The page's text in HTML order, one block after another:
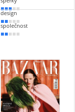
60 %
design
40 %
společnost
30 %